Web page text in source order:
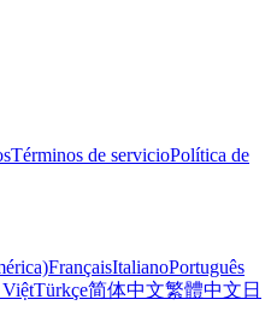
Términos de servicioPolítica de
FrançaisItalianoPortuguês
Türkçe简体中文繁體中文 日